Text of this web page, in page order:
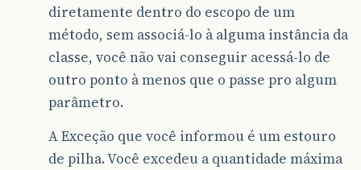
diretamente dentro do escopo de um
método, sem associá-lo à alguma instância da
classe, você não vai conseguir acessá-lo de
outro ponto à menos que o passe pro algum
parâmetro.
A Exceção que você informou é um estouro
de pilha. Você excedeu a quantidade máxima